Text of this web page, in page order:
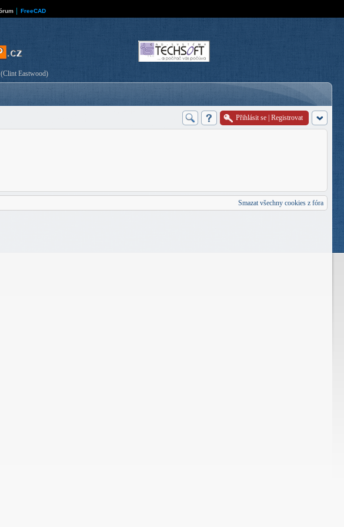
FreeCAD
Eastwood)
Přihlásit se Registrovat
Smazat všechny cookies z fóra